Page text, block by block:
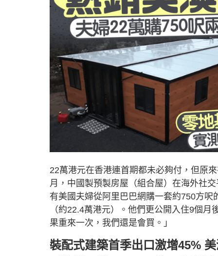
22萬港元在香港連首期都未必夠付，但原
月，中國製預製房屋（組合屋）在海外社
有美國夫婦從阿里巴巴網購一套約750方
（約22.4萬港元）。他們更公開入住9個
果重來一次，我們還是會買。」
裝配式建築首季出口激增45%